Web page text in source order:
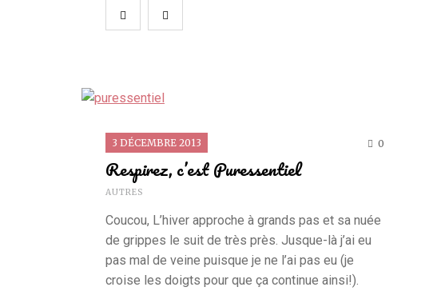
3 DÉCEMBRE 2013 0
Respirez, c’est Puressentiel
AUTRES
Coucou, L’hiver approche à grands pas et sa nuée
de grippes le suit de très près. Jusque-là j’ai eu
pas mal de veine puisque je ne l’ai pas eu (je
croise les doigts pour que ça continue ainsi!).